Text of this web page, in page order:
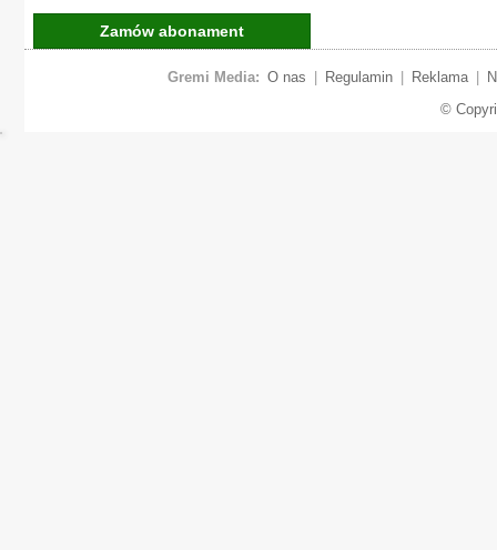
Zamów abonament
Gremi Media: O nas Regulamin Reklama
©